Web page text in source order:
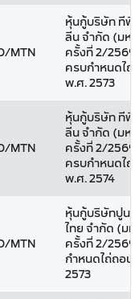
MTN
หุ้นกู้บริษัท ทีพี
ลีน จำกัด (มห
ครั้งที่ 2/2569
ครบกำหนดไถ่
พ.ศ. 2573
MTN
หุ้นกู้บริษัท ทีพี
ลีน จำกัด (มห
ครั้งที่ 2/2569
ครบกำหนดไถ่
พ.ศ. 2574
MTN
หุ้นกู้บริษัทปูนซิ
ไทย จำกัด (ม
ครั้งที่ 2/
กำหนดไถ่ถอน
2573